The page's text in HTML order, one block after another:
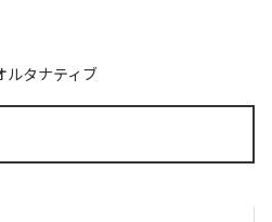
ルタナティブ